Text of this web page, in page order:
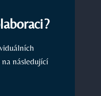
následující